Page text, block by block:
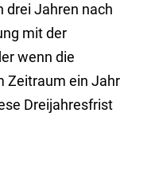
drei Jahren nach
mit der
wenn die
Zeitraum ein Jahr
se Dreijahresfrist